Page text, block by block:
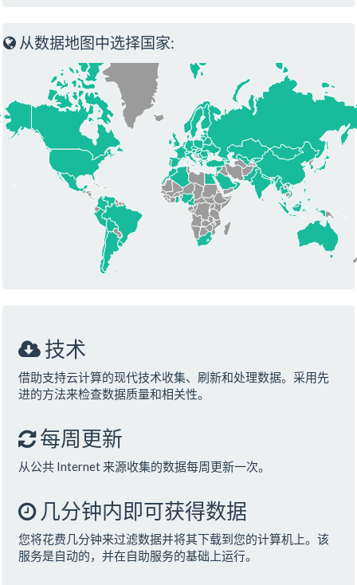
从数据地图中选择国家:
技术
借助支持云计算的现代技术收集、刷新和处理数据。采用先
进的方法来检查数据质量和相关性。
每周更新
从公共 Internet 来源收集的数据每周更新一次。
几分钟内即可获得数据
您将花费几分钟来过滤数据并将其下载到您的计算机上。该
服务是自动的，并在自助服务的基础上运行。